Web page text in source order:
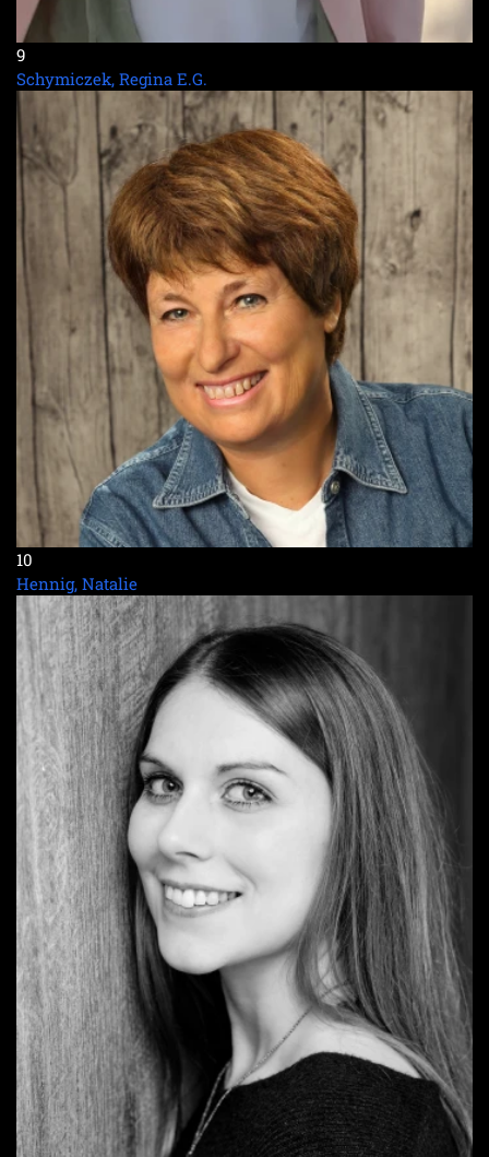
9
Schymiczek, Regina E.G.
10
Hennig, Natalie